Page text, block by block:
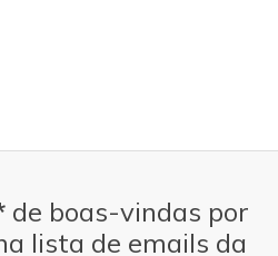
de boas-vindas por
lista de emails da